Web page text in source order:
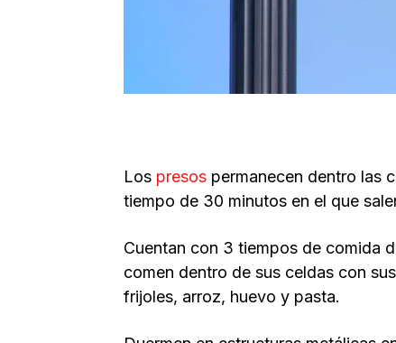
Los presos permanecen dentro las
tiempo de 30 minutos en el que
Cuentan con 3 tiempos de comida
comen dentro de sus celdas con
frijoles, arroz, huevo y pasta.